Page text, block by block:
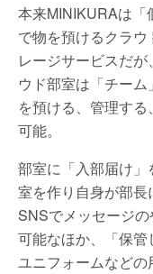
本来MINIKURAは「
で物を預けるクラウ
レージサービスだが
ウド部室は「チーム
を預ける、管理す
可能。
部室に「入部届け
室を作り自身が部
SNSでメッセージ
可能なほか、「保
ユニフォームなど